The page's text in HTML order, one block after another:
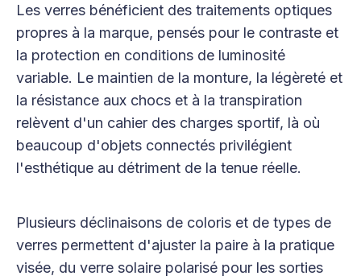
Les verres bénéficient des traitements optiques
propres à la marque, pensés pour le contraste et
la protection en conditions de luminosité
variable. Le maintien de la monture, la légèreté et
la résistance aux chocs et à la transpiration
relèvent d'un cahier des charges sportif, là où
beaucoup d'objets connectés privilégient
l'esthétique au détriment de la tenue réelle.
Plusieurs déclinaisons de coloris et de types de
verres permettent d'ajuster la paire à la pratique
visée, du verre solaire polarisé pour les sorties